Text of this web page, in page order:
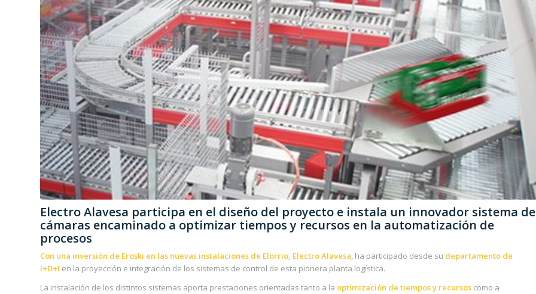
Electro Alavesa participa en el diseño del proyecto e instala un innovador sistema de
cámaras encaminado a optimizar tiempos y recursos en la automatización de
procesos
Con una inversión de Eroski en las nuevas instalaciones de Elorrio, Electro Alavesa, ha participado desde su departamento de
I+D+I en la proyección e integración de los sistemas de control de esta pionera planta logística.
La instalación de los distintos sistemas aporta prestaciones orientadas tanto a la optimización de tiempos y recursos como a